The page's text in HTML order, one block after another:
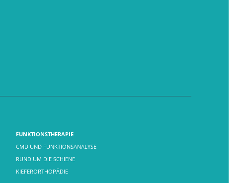
FUNKTIONSTHERAPIE
CMD UND FUNKTIONSANALYSE
RUND UM DIE SCHIENE
KIEFERORTHOPÄDIE